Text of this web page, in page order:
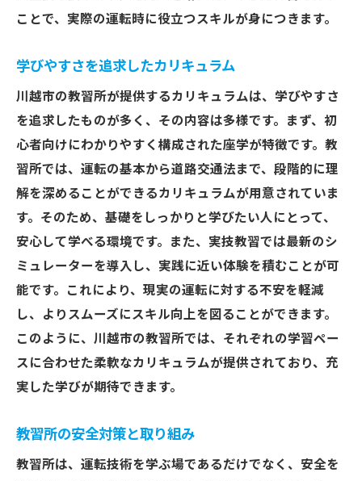
ことで、実際の運転時に役立つスキルが身につきます。
学びやすさを追求したカリキュラム
川越市の教習所が提供するカリキュラムは、学びやすさ
を追求したものが多く、その内容は多様です。まず、初
心者向けにわかりやすく構成された座学が特徴です。教
習所では、運転の基本から道路交通法まで、段階的に理
解を深めることができるカリキュラムが用意されていま
す。そのため、基礎をしっかりと学びたい人にとって、
安心して学べる環境です。また、実技教習では最新のシ
ミュレーターを導入し、実践に近い体験を積むことが可
能です。これにより、現実の運転に対する不安を軽減
し、よりスムーズにスキル向上を図ることができます。
このように、川越市の教習所では、それぞれの学習ペー
スに合わせた柔軟なカリキュラムが提供されており、充
実した学びが期待できます。
教習所の安全対策と取り組み
教習所は、運転技術を学ぶ場であるだけでなく、安全を